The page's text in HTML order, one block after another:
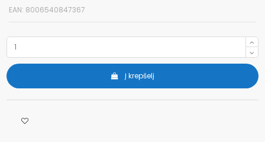
EAN: 8006540847367
Į krepšelį